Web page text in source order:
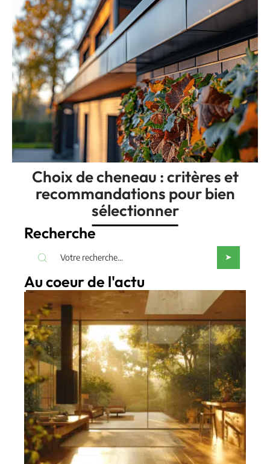
Choix de cheneau : critères et
recommandations pour bien
sélectionner
Recherche
Au coeur de l'actu